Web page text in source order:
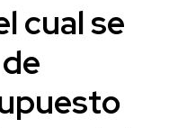
cual se